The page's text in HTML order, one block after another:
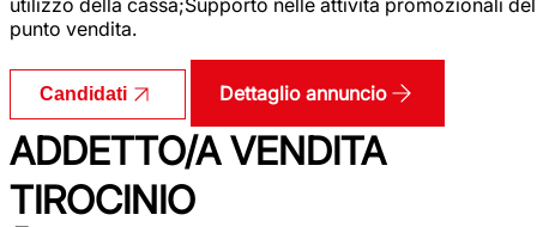
punto vendita.
Candidati Dettaglio annuncio
ADDETTO/A VENDITA
TIROCINIO